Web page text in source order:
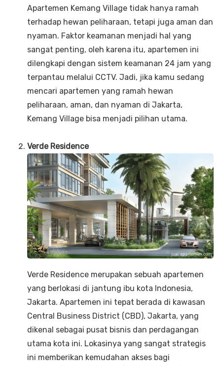
Apartemen Kemang Village tidak hanya ramah
terhadap hewan peliharaan, tetapi juga aman dan
nyaman. Faktor keamanan menjadi hal yang
sangat penting, oleh karena itu, apartemen ini
dilengkapi dengan sistem keamanan 24 jam yang
terpantau melalui CCTV. Jadi, jika kamu sedang
mencari apartemen yang ramah hewan
peliharaan, aman, dan nyaman di Jakarta,
Kemang Village bisa menjadi pilihan utama.
Verde Residence
Verde Residence merupakan sebuah apartemen
yang berlokasi di jantung ibu kota Indonesia,
Jakarta. Apartemen ini tepat berada di kawasan
Central Business District (CBD), Jakarta, yang
dikenal sebagai pusat bisnis dan perdagangan
utama kota ini. Lokasinya yang sangat strategis
ini memberikan kemudahan akses bagi